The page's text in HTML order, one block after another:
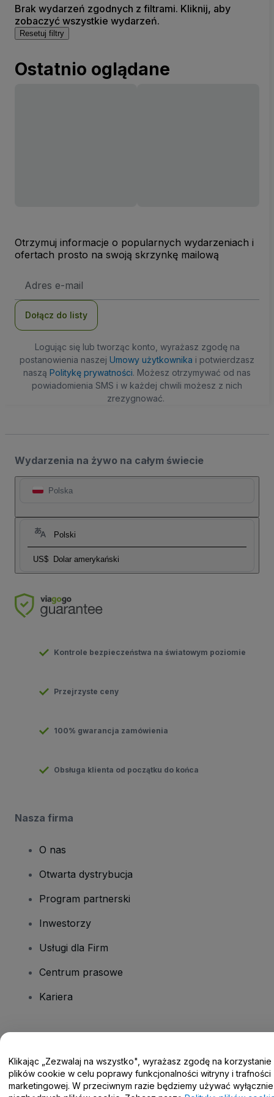
Brak wydarzeń zgodnych z filtrami. Kliknij, aby
zobaczyć wszystkie wydarzeń.
Resetuj filtry
Ostatnio oglądane
Otrzymuj informacje o popularnych wydarzeniach i
ofertach prosto na swoją skrzynkę mailową
e-
Dołącz do listy
Logując się lub tworząc konto, wyrażasz zgodę na
postanowienia naszej Umowy użytkownika i potwierdzasz
naszą Politykę prywatności. Możesz otrzymywać od nas
powiadomienia SMS i w każdej chwili możesz z nich
zrezygnować.
Wydarzenia na żywo na całym świecie
Polska
Polski
US$ Dolar amerykański
Kontrole bezpieczeństwa na światowym poziomie
Przejrzyste ceny
100% gwarancja zamówienia
Obsługa klienta od początku do końca
Nasza firma
O nas
Otwarta dystrybucja
Program partnerski
Inwestorzy
Usługi dla Firm
Centrum prasowe
Kariera
Centrum pomocy / Skontaktuj się z nami
Klikając „Zezwalaj na wszystko", wyrażasz zgodę na korzystanie
plików cookie w celu poprawy funkcjonalności witryny i trafności
marketingowej. W przeciwnym razie będziemy używać wyłącznie